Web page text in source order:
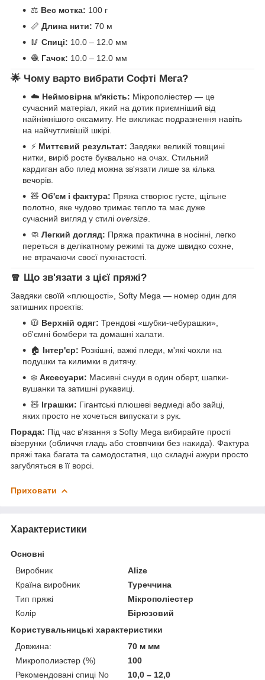
⚖️ Вес мотка: 100 г
📏 Длина нити: 70 м
🥢 Спиці: 10.0 – 12.0 мм
🧶 Гачок: 10.0 – 12.0 мм
🌟 Чому варто вибрати Софті Мега?
☁️ Неймовірна м'якість: Мікрополіестер — це
сучасний матеріал, який на дотик приємніший від
найніжнішого оксамиту. Не викликає подразнення навіть
на найчутливішій шкірі.
⚡ Миттєвий результат: Завдяки великій товщині
нитки, виріб росте буквально на очах. Стильний
кардиган або плед можна зв'язати лише за кілька
вечорів.
🧸 Об'єм і фактура: Пряжа створює густе, щільне
полотно, яке чудово тримає тепло та має дуже
сучасний вигляд у стилі oversize
🧼 Легкий догляд: Пряжа практична в носінні, легко
переться в делікатному режимі та дуже швидко сохне,
не втрачаючи своєї пухнастості.
🧣 Що зв'язати з цієї пряжі?
Завдяки своїй «плющості», Softy Mega — номер один для
затишних проєктів:
🧥 Верхній одяг: Трендові «шубки-чебурашки»,
об'ємні бомбери та домашні халати.
🏠 Інтер'єр: Розкішні, важкі пледи, м'які чохли на
подушки та килимки в дитячу.
❄️ Аксесуари: Масивні снуди в один оберт, шапки-
вушанки та затишні рукавиці.
🧸 Іграшки: Гігантські плюшеві ведмеді або зайці,
яких просто не хочеться випускати з рук.
Порада: Під час в'язання з Softy Mega вибирайте прості
візерунки (обличчя гладь або стовпчики без накида). Фактура
пряжі така багата та самодостатня, що складні ажури просто
загубляться в її ворсі.
Приховати
Характеристики
Основні
Виробник
Alize
Країна виробник
Туреччина
Тип пряжі
Мікрополіестер
Колір
Бірюзовий
Користувальницькі характеристики
Довжина:
70 м мм
Микрополиэстер (%)
100
Рекомендовані спиці No
10,0 – 12,0